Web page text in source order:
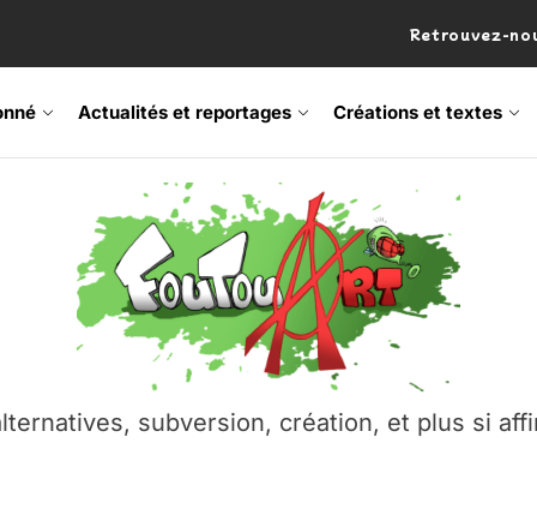
Retrouvez-
Actualités et reportages Créations et textes
subversion, création, et plus si